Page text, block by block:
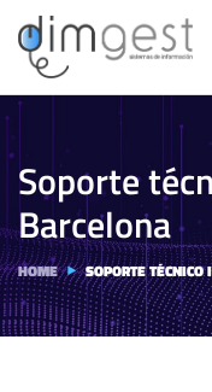
Soporte
Barcelona
HOME SOPORTE